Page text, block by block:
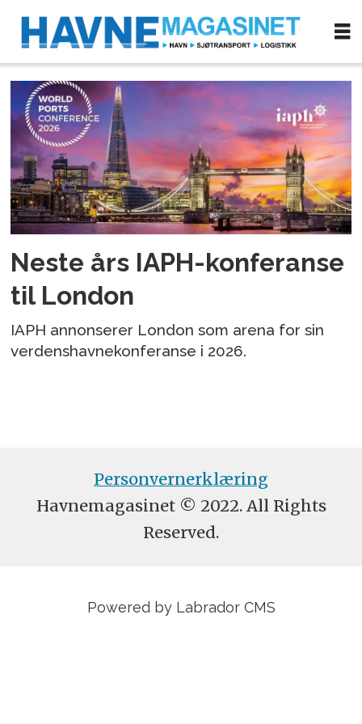
Tag:
london
Neste års IAPH-konferanse
til London
IAPH annonserer London som arena for sin
verdenshavnekonferanse i 2026.
Personvernerklæring
Havnemagasinet © 2022. All Rights
Reserved.
Powered by Labrador CMS